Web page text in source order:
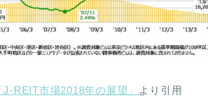
J-REIT市場2018年の展望」 より引用